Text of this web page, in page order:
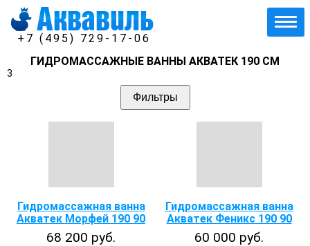
+7 (495) 729-17-06
ГИДРОМАССАЖНЫЕ ВАННЫ АКВАТЕК 190 СМ
3
Фильтры
Гидромассажная ванна
Акватек Морфей 190 90
68 200 руб.
Гидромассажная ванна
Акватек Феникс 190 90
60 000 руб.